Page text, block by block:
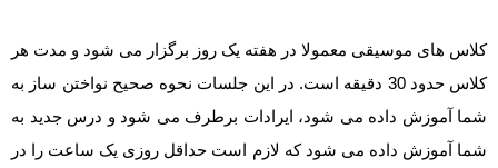
کلاس های موسیقی معمولا در هفته یک روز برگزار می شود و مدت هر
کلاس حدود 30 دقیقه است. در این جلسات نحوه صحیح نواختن ساز به
شما آموزش داده می شود، ایرادات برطرف می شود و درس جدید به
شما آموزش داده می شود که لازم است حداقل روزی یک ساعت را در